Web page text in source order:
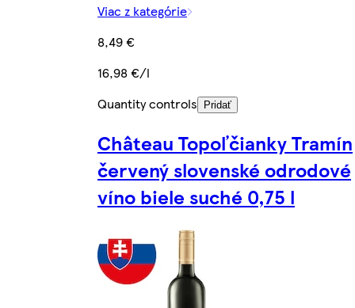
Viac z kategórie
8,49 €
16,98 €/l
Quantity controls
Pridať
Château Topoľčianky Tramín
červený slovenské odrodové
víno biele suché 0,75 l